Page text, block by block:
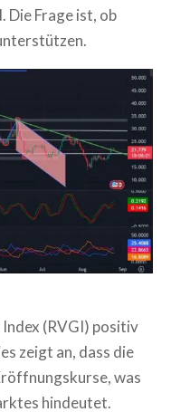
Die Frage ist, ob
(RVGI) positiv
zeigt an, dass die
was
hindeutet.